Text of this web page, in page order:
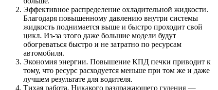
Эффективное распределение охладительной жидкости.
Благодаря повышенному давлению внутри системы
жидкость поднимается выше и быстро проходит свой
цикл. Из-за этого даже большие модели будут
обогреваться быстро и не затратно по ресурсам
автомобиля.
Экономия энергии. Повышение КПД печки приводит к
тому, что ресурс расходуется меньше при том же и даже
лучшем результате для водителя.
Тихая работа. Никакого раздражающего гудения —